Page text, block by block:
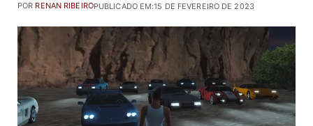
PUBLICADO EM:15 DE FEVEREIRO DE 2023
POR RENAN RIBEIRO